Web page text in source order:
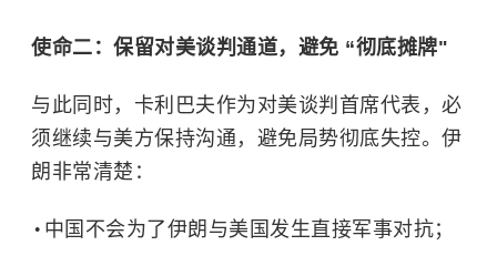
使命二：保留对美谈判通道，避免 “彻底摊牌"
与此同时，卡利巴夫作为对美谈判首席代表，必
须继续与美方保持沟通，避免局势彻底失控。伊
朗非常清楚：
中国不会为了伊朗与美国发生直接军事对抗；